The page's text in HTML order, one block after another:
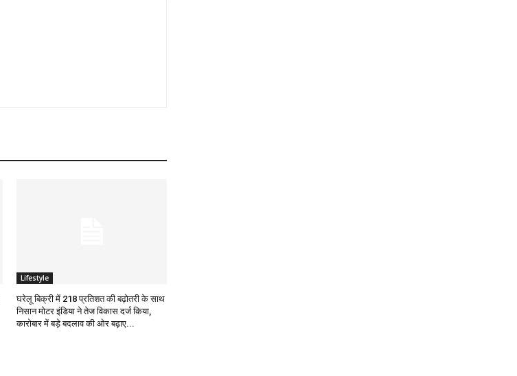
Lifestyle
घरेलू बिक्री में 218 प्रतिशत की बढ़ोतरी के साथ
निसान मोटर इंडिया ने तेज विकास दर्ज किया,
कारोबार में बड़े बदलाव की ओर बढ़ाए...